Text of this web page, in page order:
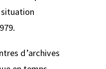
situation
d’archives